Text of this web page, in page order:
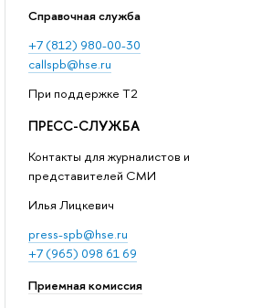
Справочная служба
+7 (812) 980-00-30
callspb@hse.ru
При поддержке T2
ПРЕСС-СЛУЖБА
Контакты для журналистов и
представителей СМИ
Илья Лицкевич
press-spb@hse.ru
+7 (965) 098 61 69
Приемная комиссия